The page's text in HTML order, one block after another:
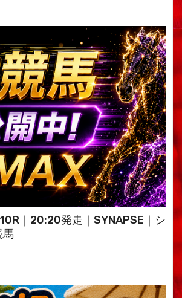
｜20:20発走｜SYNAPSE｜シ
馬